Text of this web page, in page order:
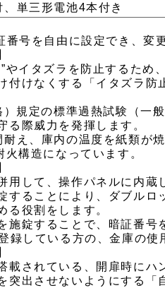
単三形電池4本付き
号を自由に設定でき、変
イタズラを防止するため
けなくする「イタズラ防
規定の標準過熱試験（一般
際威力を発揮します。
え、庫内の温度を紙類が
構造になっています。
して、操作パネルに内蔵
ることにより、ダブルロ
役割をします。
錠することで、暗証番号
している方の、金庫の使
されている、開扉時にハ
出させないようにする「